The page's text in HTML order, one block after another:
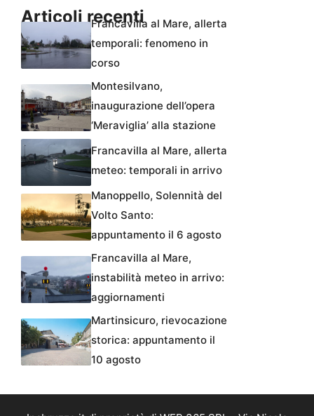
Articoli recentiFrancavilla al Mare, allerta
temporali: fenomeno in
corso
Montesilvano,
inaugurazione dell’opera
‘Meraviglia’ alla stazione
Francavilla al Mare, allerta
meteo: temporali in arrivo
Manoppello, Solennità del
Volto Santo:
appuntamento il 6 agosto
Francavilla al Mare,
instabilità meteo in arrivo:
aggiornamenti
Martinsicuro, rievocazione
storica: appuntamento il
10 agosto